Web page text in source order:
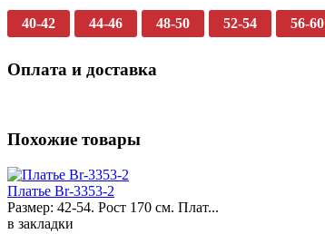
40-42 44-46 48-50 52-54 56-60
Оплата и доставка
Похожие товары
Платье Br-3353-2
Размер: 42-54. Рост 170 см. Плат...
в закладки